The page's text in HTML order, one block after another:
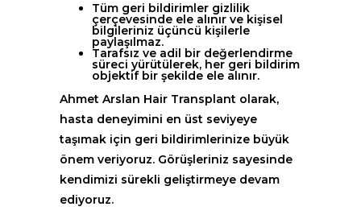
Tüm geri bildirimler gizlilik
çerçevesinde ele alınır ve kişisel
bilgileriniz üçüncü kişilerle
paylaşılmaz.
Tarafsız ve adil bir değerlendirme
süreci yürütülerek, her geri bildirim
objektif bir şekilde ele alınır.
Ahmet Arslan Hair Transplant olarak,
hasta deneyimini en üst seviyeye
taşımak için geri bildirimlerinize büyük
önem veriyoruz. Görüşleriniz sayesinde
kendimizi sürekli geliştirmeye devam
ediyoruz.